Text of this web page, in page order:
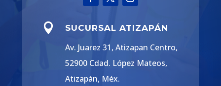
 SUCURSAL ATIZAPÁN
Av. Juarez 31, Atizapan Centro,
52900 Cdad. López Mateos,
Atizapán, Méx.